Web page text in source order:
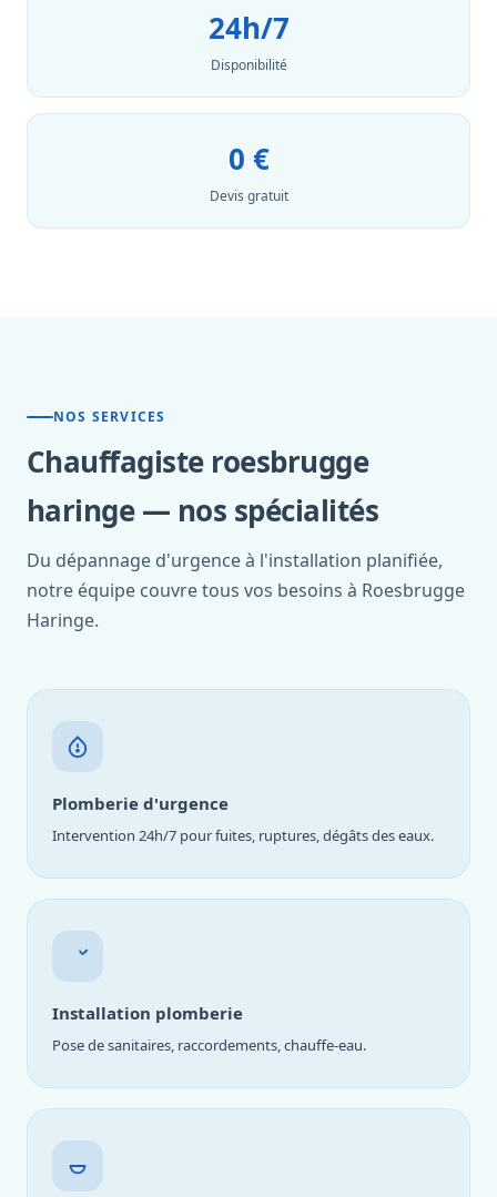
24h/7
Disponibilité
0 €
Devis gratuit
NOS SERVICES
Chauffagiste roesbrugge
haringe — nos spécialités
Du dépannage d'urgence à l'installation planifiée,
notre équipe couvre tous vos besoins à Roesbrugge
Haringe.
Plomberie d'urgence
Intervention 24h/7 pour fuites, ruptures, dégâts des eaux.
Installation plomberie
Pose de sanitaires, raccordements, chauffe-eau.